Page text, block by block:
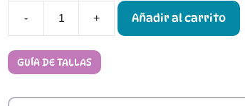
-
Sandalias
Barefoot
B&W
Goflex
Basic
+ Añadir al carrito
GUÍA DE TALLAS